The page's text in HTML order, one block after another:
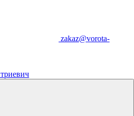
zakaz@vorota-